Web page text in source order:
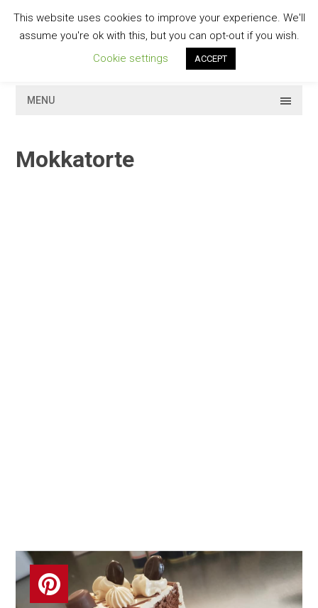
contentGESCHMACKVOLL
MENU
Mokkatorte
This website uses cookies to improve your experience. We'll
assume you're ok with this, but you can opt-out if you wish.
Cookie settings
ACCEPT